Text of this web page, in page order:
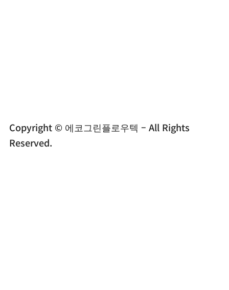
Copyright © 에코그린플로우텍 – All Rights
Reserved.